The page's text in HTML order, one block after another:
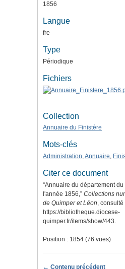
1856
Langue
fre
Type
Périodique
Fichiers
Collection
Annuaire du Finistère
Mots-clés
Administration,Annuaire,
Citer ce document
“Annuaire du département
l'année 1856,” Collections
de Quimper et Léon,
https://bibliotheque.diocese-
quimper.fr/items/show/443.
Position : 1854 (76 vues)
← Contenu précédent